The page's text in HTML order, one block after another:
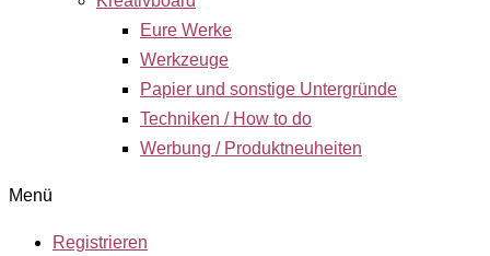
Eure Werke
Werkzeuge
Papier und sonstige Untergründe
Techniken / How to do
Werbung / Produktneuheiten
Menü
Registrieren